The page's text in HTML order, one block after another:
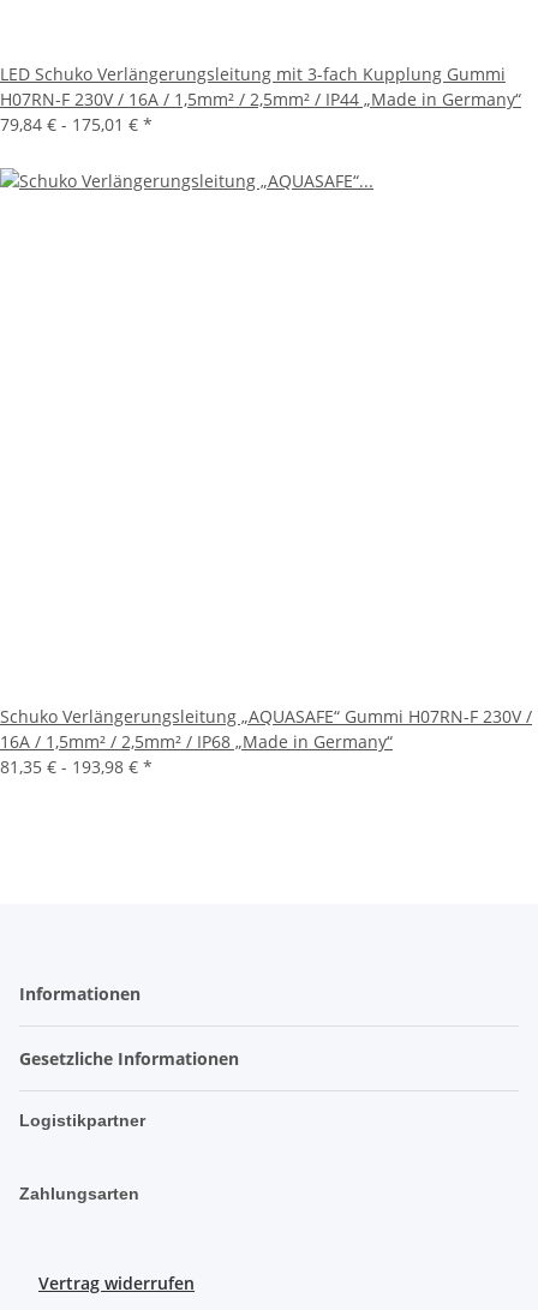
LED Schuko Verlängerungsleitung mit 3-fach Kupplung Gummi
H07RN-F 230V / 16A / 1,5mm² / 2,5mm² / IP44 „Made in Germany“
79,84 € - 175,01 € *
Schuko Verlängerungsleitung „AQUASAFE“ Gummi H07RN-F 230V /
16A / 1,5mm² / 2,5mm² / IP68 „Made in Germany“
81,35 € - 193,98 € *
Informationen
Gesetzliche Informationen
Logistikpartner
Zahlungsarten
Vertrag widerrufen